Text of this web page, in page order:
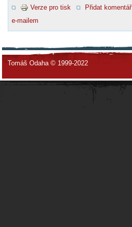
Verze pro tisk Přidat komentář
e-mailem
Tomáš Odaha © 1999-2022